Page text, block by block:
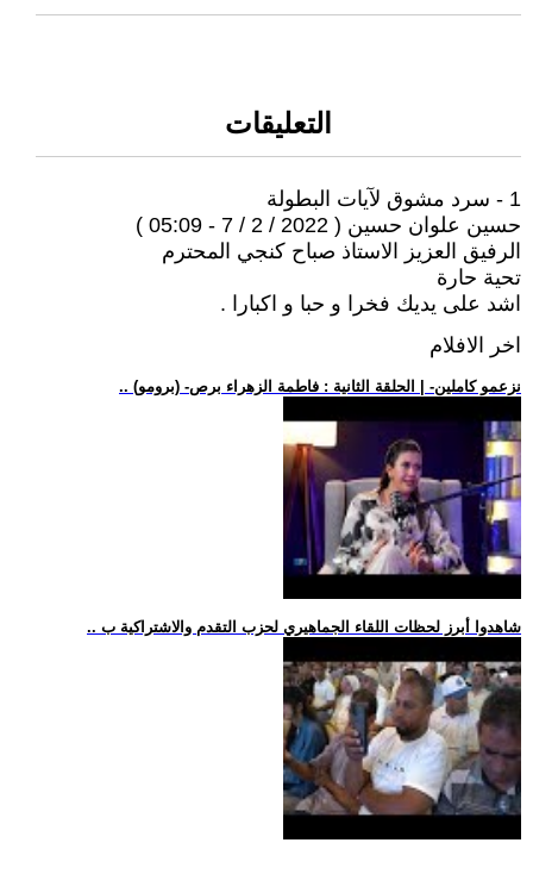
التعليقات
1 - سرد مشوق لآيات البطولة
حسين علوان حسين ( 2022 / 2 / 7 - 05:09 )
الرفيق العزيز الاستاذ صباح كنجي المحترم
تحية حارة
اشد على يديك فخرا و حبا و اكبارا .
اخر الافلام
.. (برومو) -نزعمو كاملين- | الحلقة الثانية : فاطمة الزهراء برص
.. شاهدوا أبرز لحظات اللقاء الجماهيري لحزب التقدم والاشتراكية ب